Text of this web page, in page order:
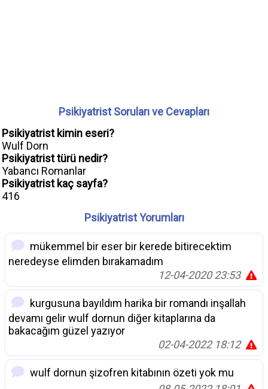
Psikiyatrist Soruları ve Cevapları
Psikiyatrist kimin eseri?
Wulf Dorn
Psikiyatrist türü nedir?
Yabancı Romanlar
Psikiyatrist kaç sayfa?
416
Psikiyatrist Yorumları
mükemmel bir eser bir kerede bitirecektim
neredeyse elimden bırakamadım
12-04-2020 23:53
kurgusuna bayıldım harika bir romandı inşallah
devamı gelir wulf dornun diğer kitaplarına da
bakacağım güzel yazıyor
02-04-2022 18:12
wulf dornun şizofren kitabının özeti yok mu